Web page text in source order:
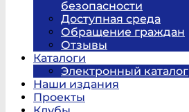
безопасности
Доступная среда
Обращение граждан
Отзывы
Каталоги
Электронный каталог
Наши издания
Проекты